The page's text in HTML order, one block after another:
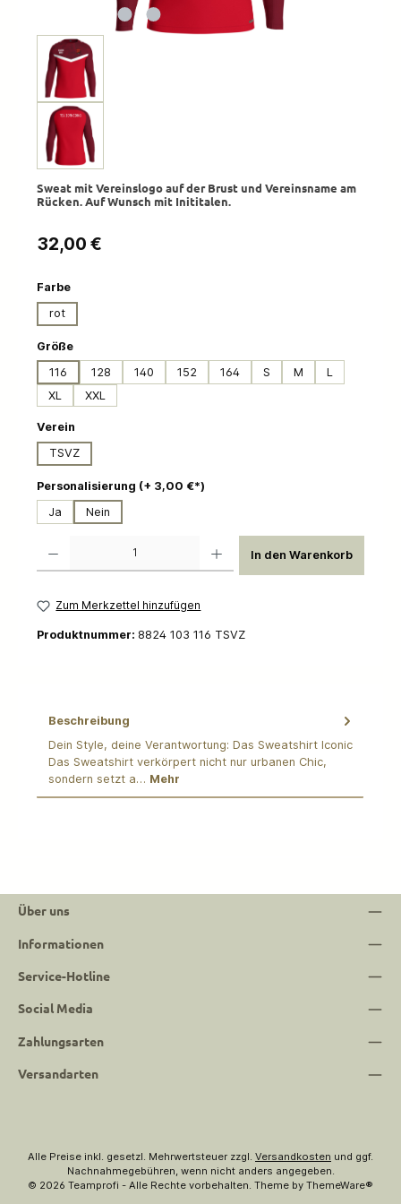
Sweat mit Vereinslogo auf der Brust und Vereinsname am
Rücken. Auf Wunsch mit Inititalen.
Regulärer Preis:
32,00 €
Farbeauswählen
rot
Größeauswählen
116
128 140 152 164 S M
L
XL
XXL
Verein
TSVZ
Personalisierung (+ 3,00 €*)
Ja
Nein
In den Warenkorb
Zum Merkzettel hinzufügen
Produktnummer: 8824 103 116 TSVZ
Beschreibung
Dein Style, deine Verantwortung: Das Sweatshirt Iconic
Das Sweatshirt verkörpert nicht nur urbanen Chic,
sondern setzt a… Mehr
Über uns
Informationen
Service-Hotline
Social Media
Zahlungsarten
Versandarten
Alle Preise inkl. gesetzl. Mehrwertsteuer zzgl. Versandkosten und ggf.
Nachnahmegebühren, wenn nicht anders angegeben.
© 2026 Teamprofi - Alle Rechte vorbehalten. Theme by ThemeWare®